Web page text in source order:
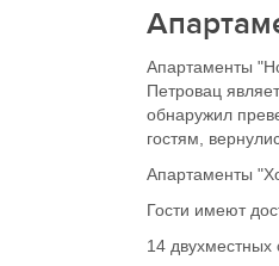
Апартаменты
Петровац
обнаружил
гостям,
Апартаменты
Гости имеют
14 двухместных